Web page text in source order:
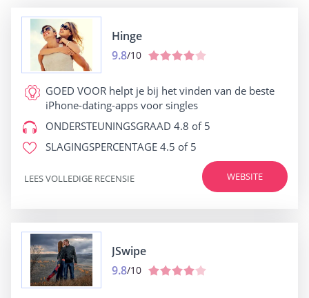
Hinge
9.8/10
GOED VOOR helpt je bij het vinden van de beste
iPhone-dating-apps voor singles
ONDERSTEUNINGSGRAAD 4.8 of 5
SLAGINGSPERCENTAGE 4.5 of 5
WEBSITE
LEES VOLLEDIGE RECENSIE
JSwipe
9.8/10